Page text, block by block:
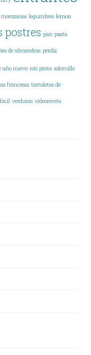
manzanas legumbres lemon
postres pan pasta
de almendras perdiz
año nuevo roti prata solomillo
francesas tartaletas de
verduras vídeoreceta